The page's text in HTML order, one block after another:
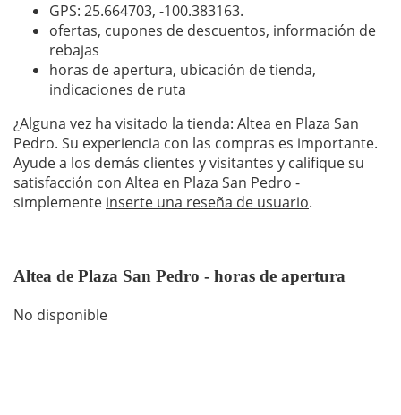
GPS: 25.664703, -100.383163.
ofertas, cupones de descuentos, información de
rebajas
horas de apertura, ubicación de tienda,
indicaciones de ruta
¿Alguna vez ha visitado la tienda: Altea en Plaza San
Pedro. Su experiencia con las compras es importante.
Ayude a los demás clientes y visitantes y califique su
satisfacción con Altea en Plaza San Pedro -
simplemente inserte una reseña de usuario.
Altea de Plaza San Pedro - horas de apertura
No disponible